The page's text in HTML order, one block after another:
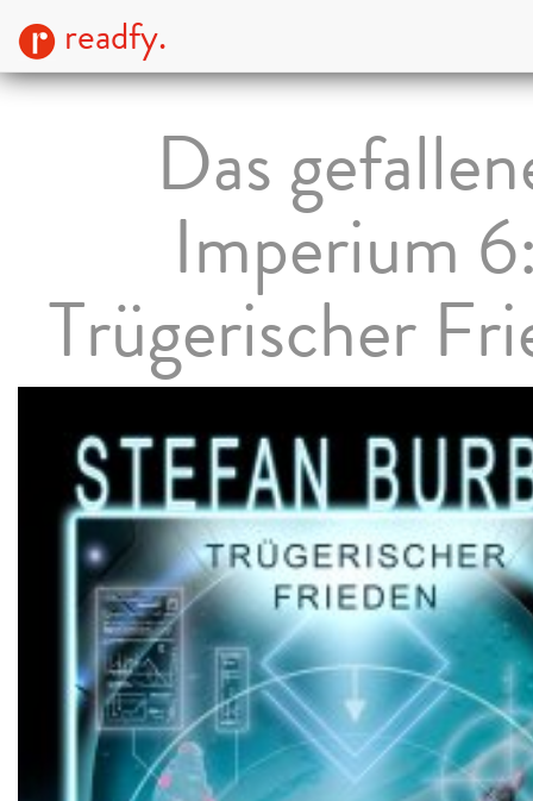
readfy.
Das
Imperium
Trügerischer